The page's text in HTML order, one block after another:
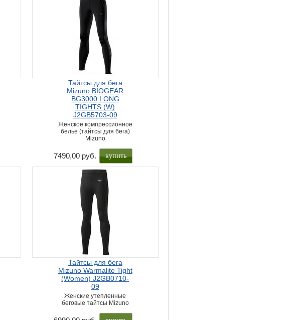
Тайтсы для бега
Mizuno BIOGEAR
BG3000 LONG
TIGHTS (W)
J2GB5703-09
Женское компрессионное
белье (тайтсы для бега)
Mizuno
7490,00 руб. купить
Тайтсы для бега
Mizuno Warmalite Tight
(Women) J2GB0710-
09
Женские утепленные
беговые тайтсы Mizuno